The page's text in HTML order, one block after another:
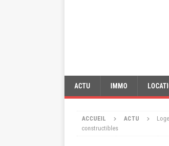
ACTU IMMO
ACCUEIL ACTU
constructibles